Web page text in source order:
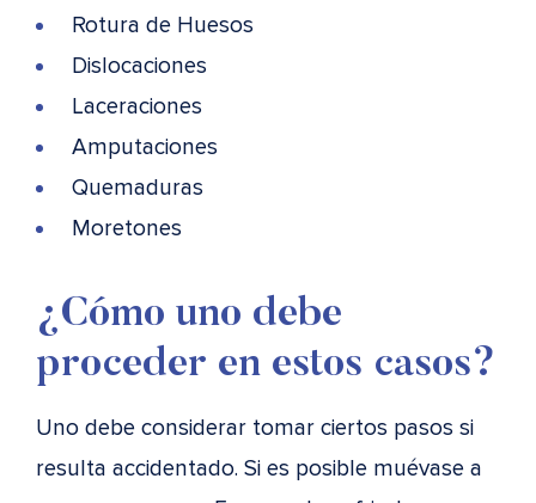
Rotura de Huesos
Dislocaciones
Laceraciones
Amputaciones
Quemaduras
Moretones
¿Cómo uno debe
proceder en estos casos?
Uno debe considerar tomar ciertos pasos si
resulta accidentado. Si es posible muévase a